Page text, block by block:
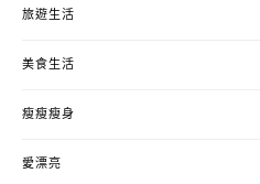
旅遊生活
美食生活
瘦瘦瘦身
愛漂亮